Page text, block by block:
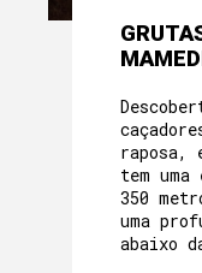
raposa,
tem
350
uma
abaixo